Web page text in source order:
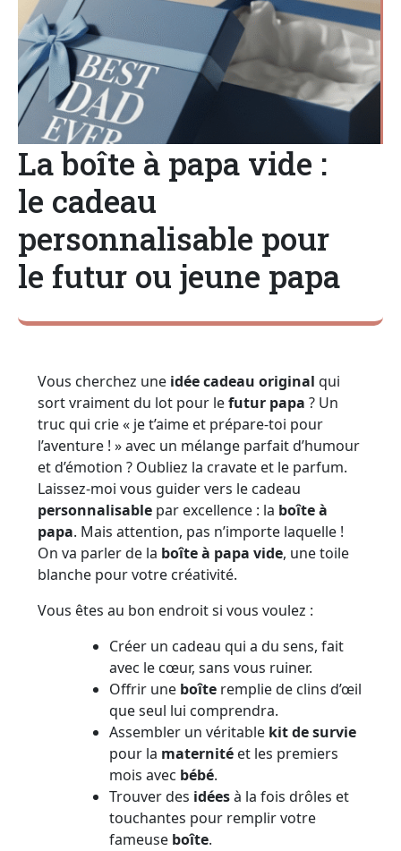
La boîte à papa vide :
le cadeau
personnalisable pour
le futur ou jeune papa
Vous cherchez une idée cadeau original qui
sort vraiment du lot pour lefutur papa ? Un
truc qui crie « je t’aime et prépare-toi pour
l’aventure ! » avec un mélange parfait d’humour
et d’émotion ? Oubliez la cravate et le parfum.
Laissez-moi vous guider vers le cadeau
personnalisable par excellence : la boîte à
papa. Mais attention, pas n’importe laquelle !
On va parler de la boîte à papa vide, une toile
blanche pour votre créativité.
Vous êtes au bon endroit si vous voulez :
Créer un cadeau qui a du sens, fait
avec le cœur, sans vous ruiner.
Offrir une boîte remplie de clins d’œil
que seul lui comprendra.
Assembler un véritable kit de survie
pour la maternité et les premiers
mois avec bébé.
Trouver des idéesà la fois drôles et
touchantes pour remplir votre
fameuse boîte.